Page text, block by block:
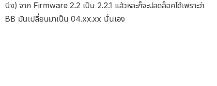
นึง) จาก Firmware 2.2 เป็น 2.2.1 แล้วหละก็จะปลดล็อคได้เพราะว่า
BB มันเปลี่ยนมาเป็น 04.xx.xx นั่นเอง